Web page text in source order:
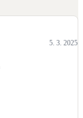
5. 3. 2025